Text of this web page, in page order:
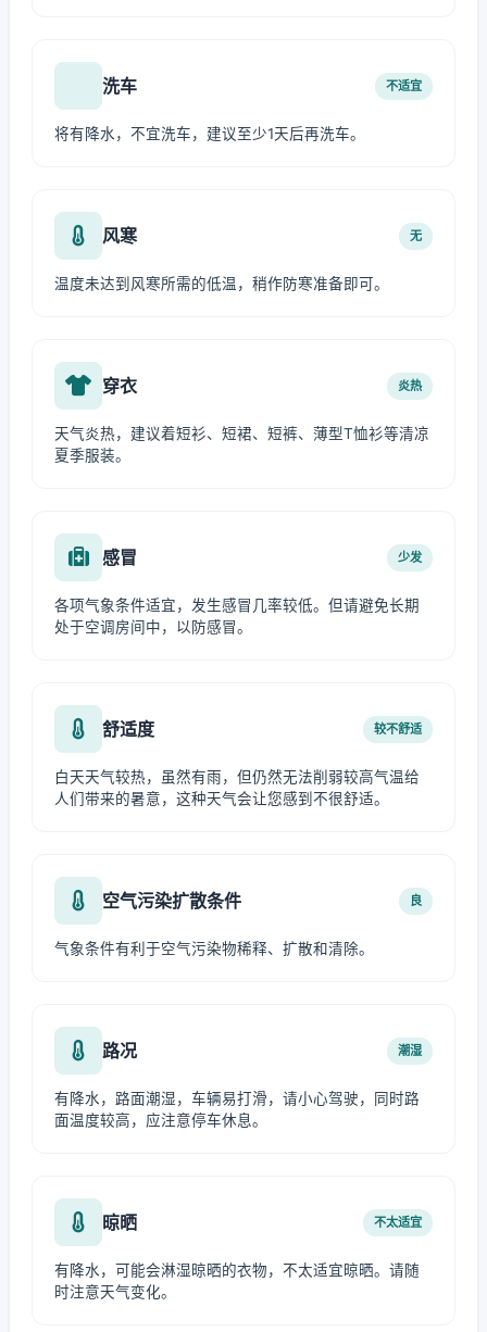
洗车 不适宜
将有降水，不宜洗车，建议至少1天后再洗车。
风寒 无
温度未达到风寒所需的低温，稍作防寒准备即可。
穿衣 炎热
天气炎热，建议着短衫、短裙、短裤、薄型T恤衫等清凉
夏季服装。
感冒 少发
各项气象条件适宜，发生感冒几率较低。但请避免长期
处于空调房间中，以防感冒。
舒适度 较不舒适
白天天气较热，虽然有雨，但仍然无法削弱较高气温给
人们带来的暑意，这种天气会让您感到不很舒适。
空气污染扩散条件 良
气象条件有利于空气污染物稀释、扩散和清除。
路况 潮湿
有降水，路面潮湿，车辆易打滑，请小心驾驶，同时路
面温度较高，应注意停车休息。
晾晒 不太适宜
有降水，可能会淋湿晾晒的衣物，不太适宜晾晒。请随
时注意天气变化。